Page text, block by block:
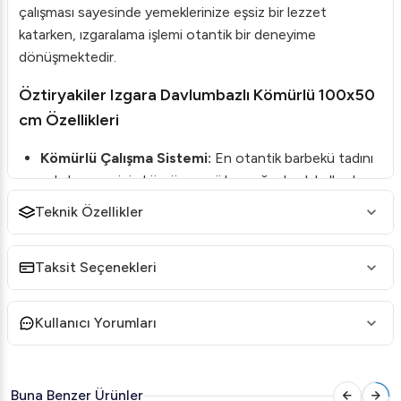
çalışması sayesinde yemeklerinize eşsiz bir lezzet
katarken, ızgaralama işlemi otantik bir deneyime
dönüşmektedir.
Öztiryakiler Izgara Davlumbazlı Kömürlü 100x50
cm Özellikleri
Kömürlü Çalışma Sistemi: En otantik barbekü tadını
yakalamanız için kömür enerji kaynağı olarak kullanılır.
Oluklu Yüzey:Et ve diğer yiyeceklerin düzgün
pişmesini sağlarken, yağların süzülmesine yardımcı
estetik ve fonksiyoneldir.
Davlumbaz Özelliği:
Entegre davlumbazı sayesinde
Teknik Özellikler
Taksit Seçenekleri
Kullanıcı Yorumları
Buna Benzer Ürünler